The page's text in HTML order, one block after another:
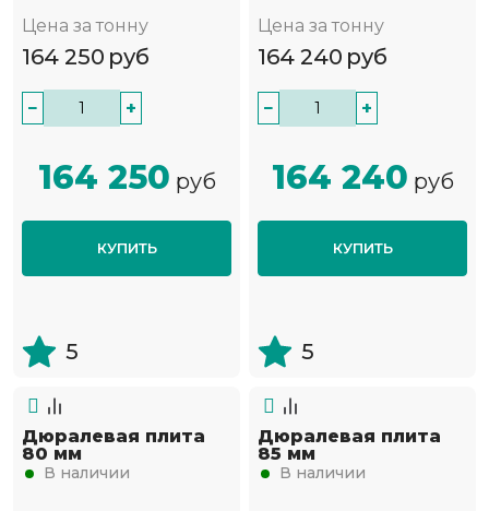
Цена за тонну
164 250 руб
− +
164 250 руб
КУПИТЬ
5
Цена за тонну
164 240 руб
− +
164 240 руб
КУПИТЬ
5
Дюралевая плита
80 мм
В наличии
Дюралевая плита
85 мм
В наличии